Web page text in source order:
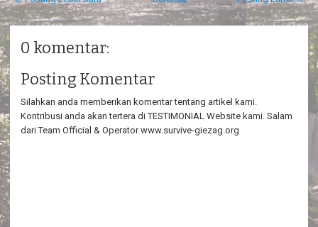
0 komentar:
Posting Komentar
Silahkan anda memberikan komentar tentang artikel kami.
Kontribusi anda akan tertera di TESTIMONIAL Website kami. Salam
dari Team Official & Operator www.survive-giezag.org